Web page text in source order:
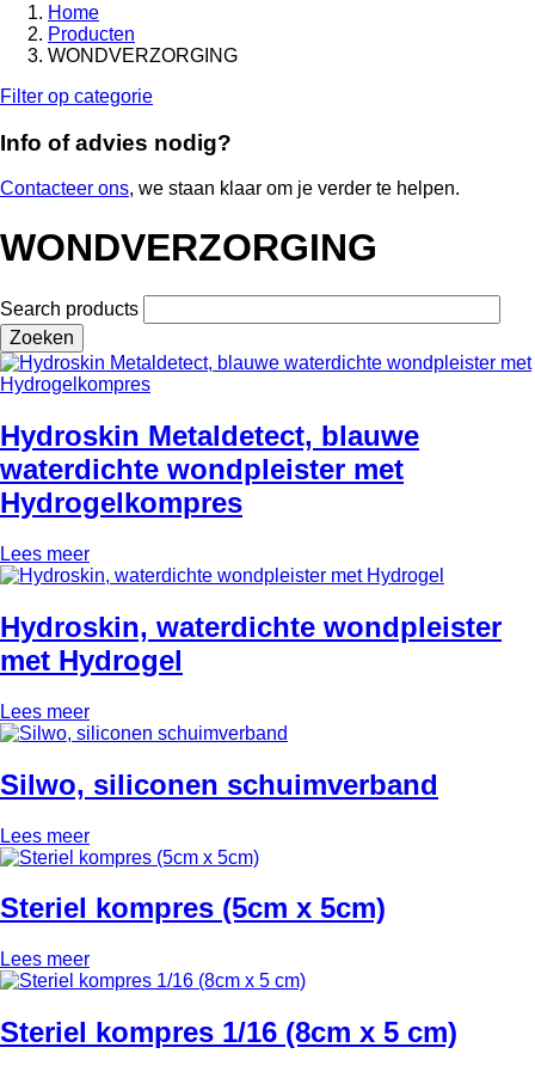
Home
Producten
WONDVERZORGING
Filter op categorie
Info of advies nodig?
Contacteer ons, we staan klaar om je verder te helpen.
WONDVERZORGING
Search products
Hydroskin Metaldetect, blauwe
waterdichte wondpleister met
Hydrogelkompres
Lees meer
Hydroskin, waterdichte wondpleister
met Hydrogel
Lees meer
Silwo, siliconen schuimverband
Lees meer
Steriel kompres (5cm x 5cm)
Lees meer
Steriel kompres 1/16 (8cm x 5 cm)